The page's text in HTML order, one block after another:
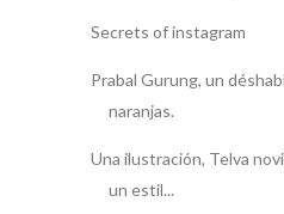
Secrets of instagram
Prabal Gurung, un
naranjas.
Una ilustración, Telva
un estil...